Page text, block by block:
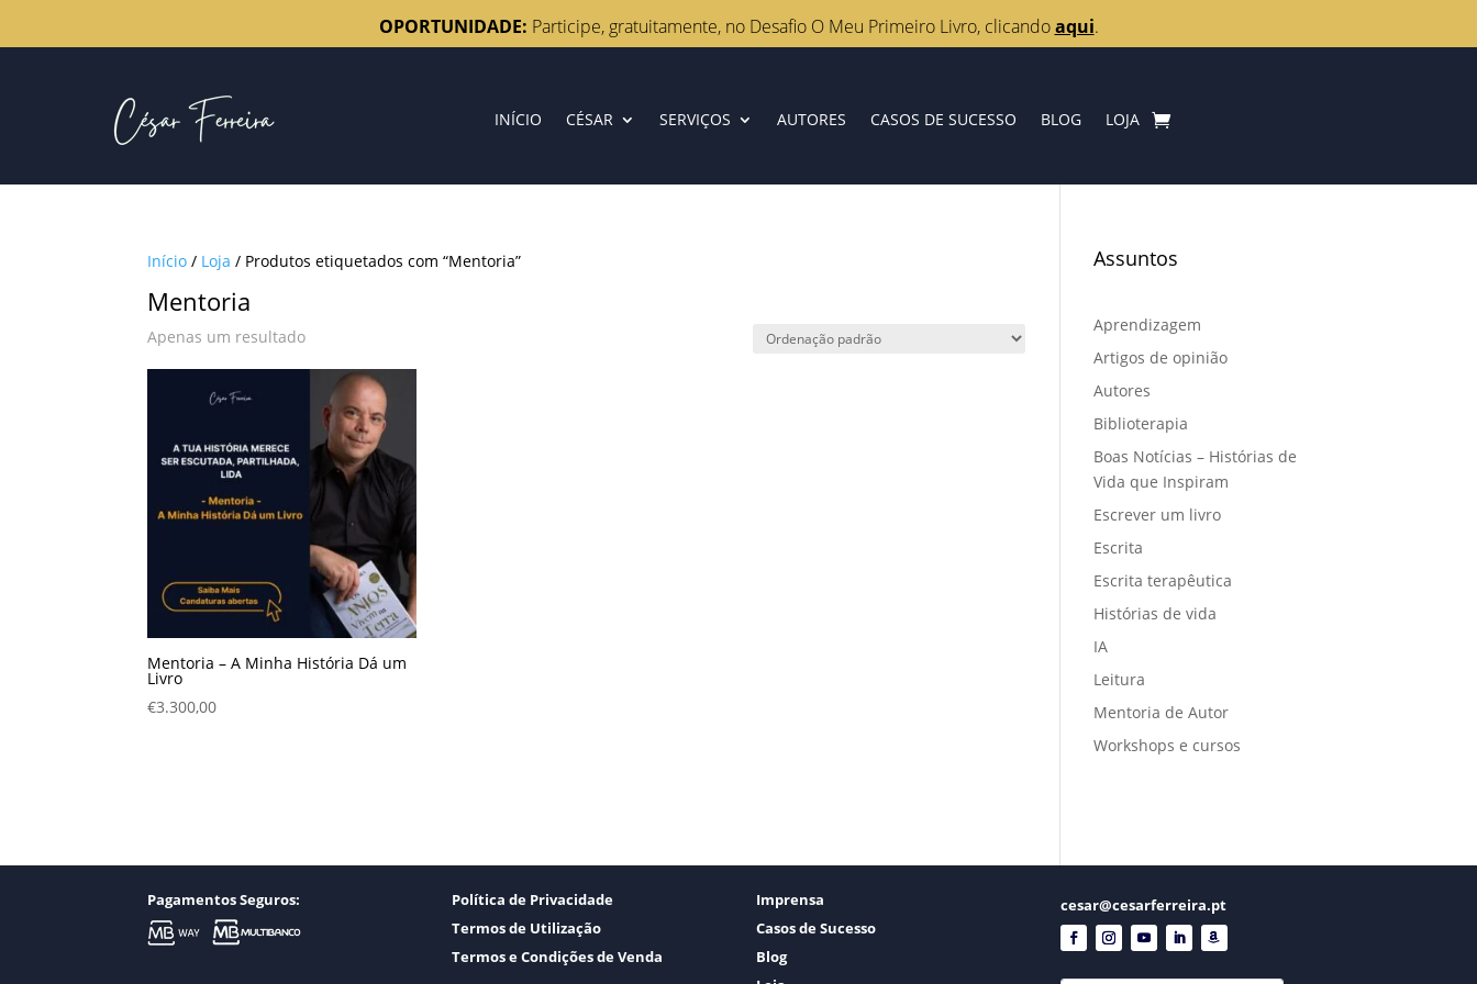
OPORTUNIDADE: Participe, gratuitamente, no Desafio O Meu Primeiro Livro, clicandoaqui.
INÍCIO CÉSAR SERVIÇOS AUTORES CASOS DE SUCESSO BLOG LOJA
Início / Loja / Produtos etiquetados com “Mentoria”
Mentoria
Apenas um resultado
Mentoria – A Minha História Dá um
Livro
€3.300,00
Assuntos
Aprendizagem
Artigos de opinião
Autores
Biblioterapia
Boas Notícias – Histórias de
Vida que Inspiram
Escrever um livro
Escrita
Escrita terapêutica
Histórias de vida
IA
Leitura
Mentoria de Autor
Workshops e cursos
Pagamentos Seguros:
Política de Privacidade
Termos de Utilização
Termos e Condições de Venda
Imprensa
Casos de Sucesso
Blog
cesar@cesarferreira.pt